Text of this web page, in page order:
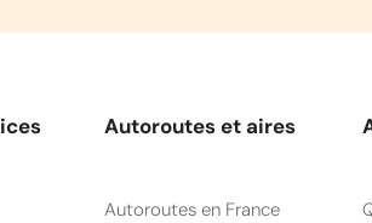
Autoroutes et aires
Autoroutes en France